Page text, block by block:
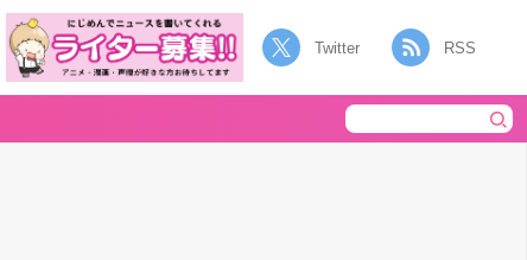
Twitter RSS